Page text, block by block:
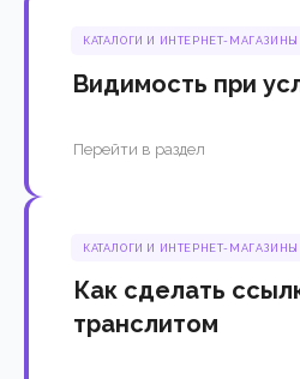
КАТАЛОГИ И ИНТЕРНЕТ-МАГАЗИНЫ
Видимость при
Перейти в раздел
КАТАЛОГИ И ИНТЕРНЕТ-МАГАЗИНЫ
Как сделать
транслитом